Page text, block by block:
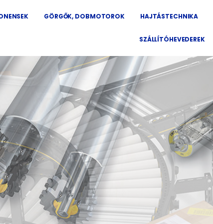
GÖRGŐK, DOBMOTOROK HAJTÁSTECHNIKA
SZÁLLÍTÓHEVEDEREK